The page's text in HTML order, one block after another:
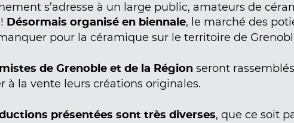
s’adresse à un large public, amateurs de
Désormais organisé en biennale, le marché des
pour la céramique sur le territoire de
de Grenoble et de la Région seront
à la vente leurs créations originales.
présentées sont très diverses, que ce soit